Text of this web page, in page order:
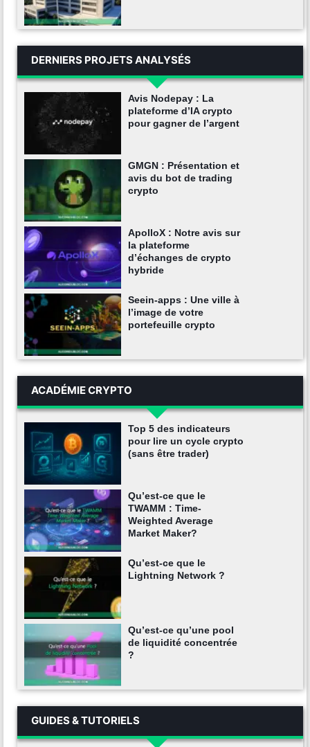
DERNIERS PROJETS ANALYSÉS
Avis Nodepay : La
plateforme d’IA crypto
pour gagner de l’argent
GMGN : Présentation et
avis du bot de trading
crypto
ApolloX : Notre avis sur
la plateforme
d’échanges de crypto
hybride
Seein-apps : Une ville à
l’image de votre
portefeuille crypto
ACADÉMIE CRYPTO
Top 5 des indicateurs
pour lire un cycle crypto
(sans être trader)
Qu’est-ce que le
TWAMM : Time-
Weighted Average
Market Maker?
Qu’est-ce que le
Lightning Network ?
Qu’est-ce qu’une pool
de liquidité concentrée
?
GUIDES & TUTORIELS